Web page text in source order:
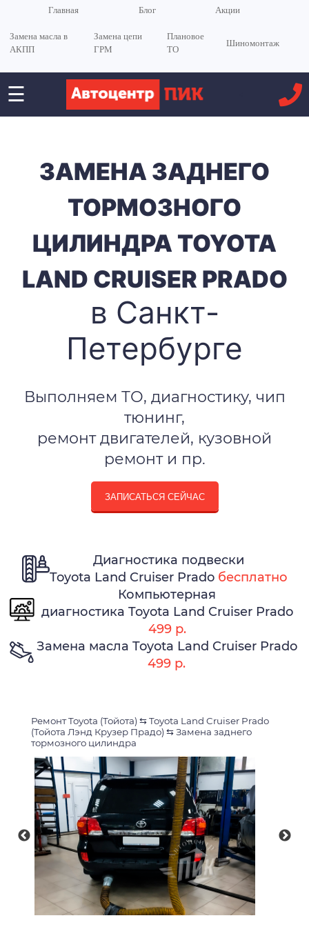
Главная Блог Акции
Замена масла в
АКПП
Замена цепи
ГРМ
Плановое
ТО
Шиномонтаж
☰
ЗАМЕНА ЗАДНЕГО
ТОРМОЗНОГО
ЦИЛИНДРА TOYOTA
LAND CRUISER PRADO
в Санкт-
Петербурге
Выполняем ТО, диагностику, чип
тюнинг,
ремонт двигателей, кузовной
ремонт и пр.
ЗАПИСАТЬСЯ СЕЙЧАС
Диагностика подвески
Toyota Land Cruiser Prado бесплатно
Компьютерная
диагностика Toyota Land Cruiser Prado
499 р.
Замена масла Toyota Land Cruiser Prado
499 р.
Ремонт Toyota (Тойота) ⇆Toyota Land Cruiser Prado
(Тойота Лэнд Крузер Прадо) ⇆Замена заднего
тормозного цилиндра